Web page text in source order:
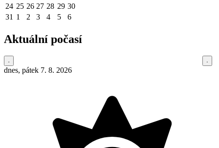
24 25 26 27 28 29 30
31 1 2 3 4 5 6
Aktuální počasí
dnes, pátek 7. 8. 2026